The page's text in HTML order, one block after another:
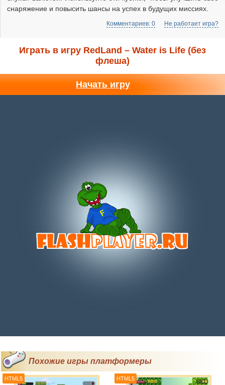
снаряжение и повысить шансы на успех в будущих миссиях.
Комментариев: 0 Не работает игра?
Играть в игру RedLand – Water is Life (без
флеша)
Начать игру
Похожие игры платформеры
HTML5 HTML5